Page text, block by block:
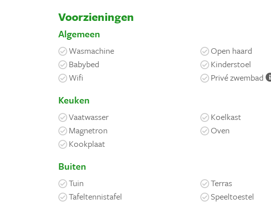
Voorzieningen
Algemeen
Wasmachine Open haard
Babybed
Kinderstoel
Wifi
Privé zwembad
Keuken
Vaatwasser Koelkast
Magnetron
Oven
Kookplaat
Buiten
Tuin Terras
Tafeltennistafel
Speeltoestel